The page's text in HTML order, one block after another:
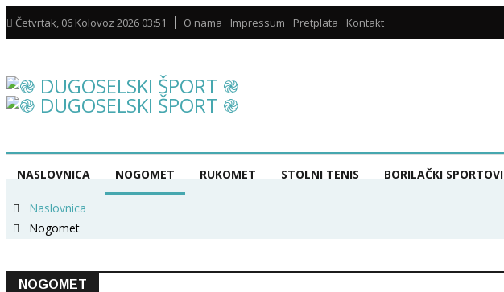
Četvrtak, 06 Kolovoz 2026 03:51 O nama Impressum Pretplata Kontakt
NASLOVNICA NOGOMET RUKOMET STOLNI TENIS BORILAČKI SPORTOVI
Naslovnica
Nogomet
NOGOMET